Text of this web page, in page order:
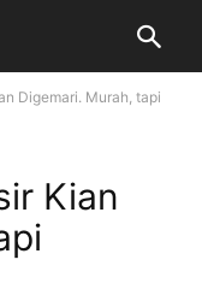
Digemari. Murah, tapi
Kian